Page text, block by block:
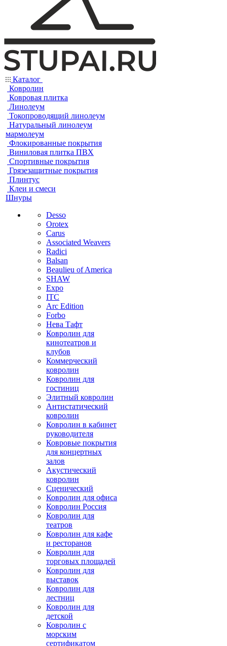
Каталог
Ковролин
Ковровая плитка
Линолеум
Токопроводящий линолеум
Натуральный линолеум
мармолеум
Флокированные покрытия
Виниловая плитка ПВХ
Спортивные покрытия
Грязезащитные покрытия
Плинтус
Клеи и смеси
Шнуры
Desso
Orotex
Carus
Associated Weavers
Radici
Balsan
Beaulieu of America
SHAW
Expo
ITC
Arc Edition
Forbo
Нева Тафт
Ковролин для
кинотеатров и
клубов
Коммерческий
ковролин
Ковролин для
гостиниц
Элитный ковролин
Антистатический
ковролин
Ковролин в кабинет
руководителя
Ковровые покрытия
для концертных
залов
Акустический
ковролин
Сценический
Ковролин для офиса
Ковролин Россия
Ковролин для
театров
Ковролин для кафе
и ресторанов
Ковролин для
торговых площадей
Ковролин для
выставок
Ковролин для
лестниц
Ковролин для
детской
Ковролин с
морским
сертификатом